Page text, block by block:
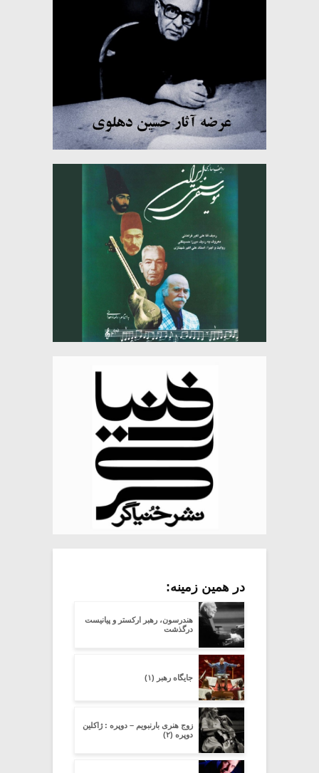
در همین زمینه:
هندرسون، رهبر ارکستر و پیانیست
درگذشت
جایگاه رهبر (۱)
زوج هنری بارنبویم – دوپره : ژاکلین
دوپره (۲)